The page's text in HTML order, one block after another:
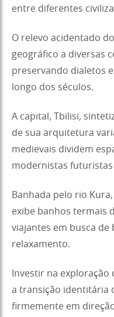
entre diferentes
O relevo acidentado
geográfico a diversas
preservando dialetos
longo dos séculos.
A capital, Tbilisi,
de sua arquitetura
medievais dividem
modernistas futuristas
Banhada pelo rio
exibe banhos termais
viajantes em busca de
relaxamento.
Investir na
a transição identitária
firmemente em